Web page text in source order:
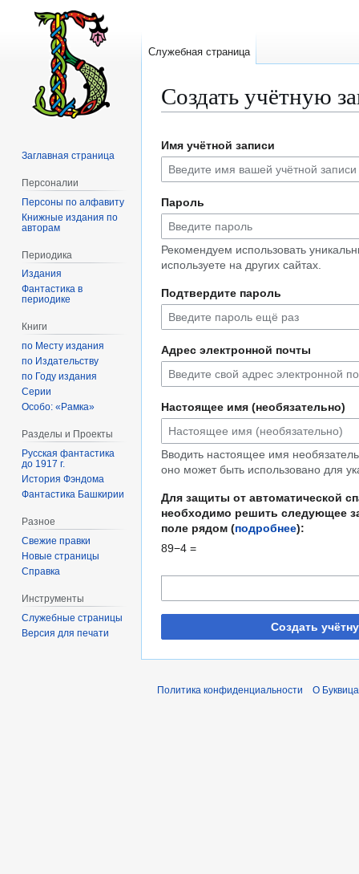
Создать учётную
к
навигации
к
поиску
Имя учётной записи
Пароль
Рекомендуем использовать
используете на других сайтах.
Подтвердите пароль
Адрес электронной почты
Настоящее имя (необязательно)
Вводить настоящее имя
оно может быть использовано для
Для защиты от автоматической
необходимо решить следующее
поле рядом (подробнее):
89−4 =
Создать
Служебная страница
Заглавная страница
Персоналии
Персоны по алфавиту
Книжные издания по
авторам
Периодика
Издания
Фантастика в
периодике
Книги
по Месту издания
по Издательству
по Году издания
Серии
Особо: «Рамка»
Разделы и Проекты
Русская фантастика
до 1917 г.
История Фэндома
Фантастика Башкирии
Разное
Свежие правки
Новые страницы
Справка
Инструменты
Служебные страницы
Версия для печати
Политика конфиденциальности О Буквица